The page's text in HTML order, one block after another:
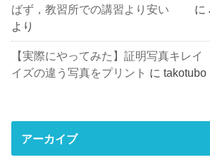
ばず，教習所での講習より安い
に
より
【実際にやってみた】証明写真キレ
イズの違う写真をプリント にtakotubo
アーカイブ